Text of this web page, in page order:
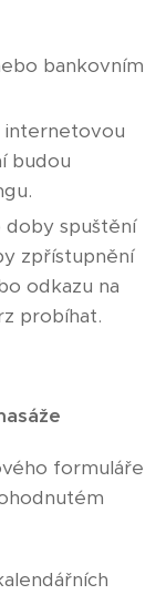
bankovním
internetovou
budou
spuštění
zpřístupnění
odkazu na
probíhat.
formuláře